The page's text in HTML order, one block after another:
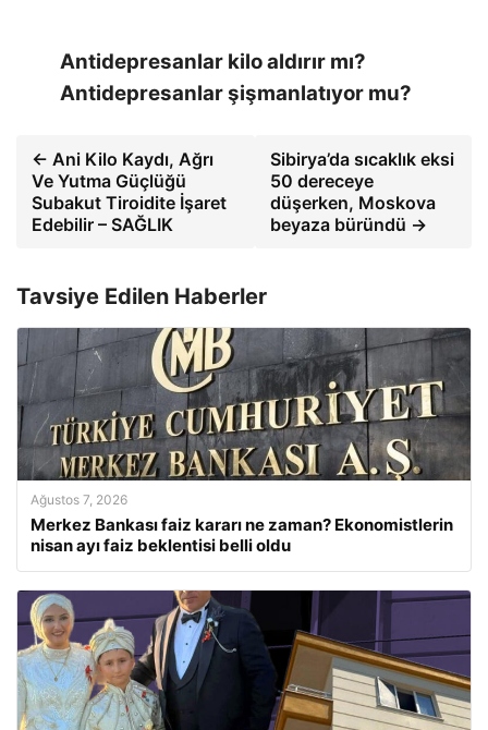
Antidepresanlar kilo aldırır mı?
Antidepresanlar şişmanlatıyor mu?
← Ani Kilo Kaydı, Ağrı
Ve Yutma Güçlüğü
Subakut Tiroidite İşaret
Edebilir – SAĞLIK
Sibirya’da sıcaklık eksi
50 dereceye
düşerken, Moskova
beyaza büründü →
Tavsiye Edilen Haberler
Ağustos 7, 2026
Merkez Bankası faiz kararı ne zaman? Ekonomistlerin
nisan ayı faiz beklentisi belli oldu